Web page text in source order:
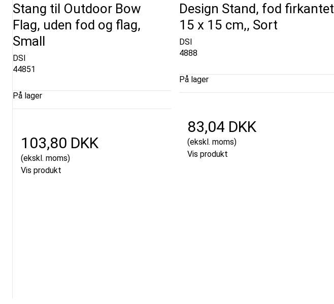
Stang til Outdoor Bow
Flag, uden fod og flag,
Small
DSI
44851
På lager
103,80 DKK
(ekskl. moms)
Vis produkt
Design Stand, fod firkantet
15 x 15 cm,, Sort
DSI
4888
På lager
83,04 DKK
(ekskl. moms)
Vis produkt